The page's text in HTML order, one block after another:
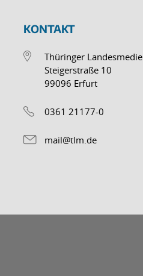
KONTAKT
Thüringer
Steigerstraße 10
99096 Erfurt
0361 21177-0
mail@tlm.de